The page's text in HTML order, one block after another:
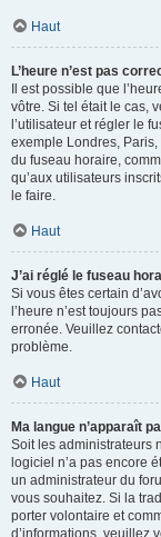
Haut
L’heure n’est pas
Il est possible que
vôtre. Si tel était le cas,
l’utilisateur et régler le
exemple Londres,
du fuseau horaire,
qu’aux utilisateurs
le faire.
Haut
J’ai réglé le fuseau
Si vous êtes certain
l’heure n’est toujours
erronée. Veuillez
problème.
Haut
Ma langue n’apparaît
Soit les administrateurs
logiciel n’a pas encore
un administrateur du
vous souhaitez. Si la
porter volontaire et
d’informations, veuillez